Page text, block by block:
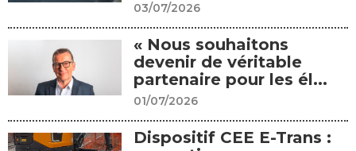
03/07/2026
« Nous souhaitons
devenir de véritable
partenaire pour les él...
01/07/2026
Dispositif CEE E-Trans :